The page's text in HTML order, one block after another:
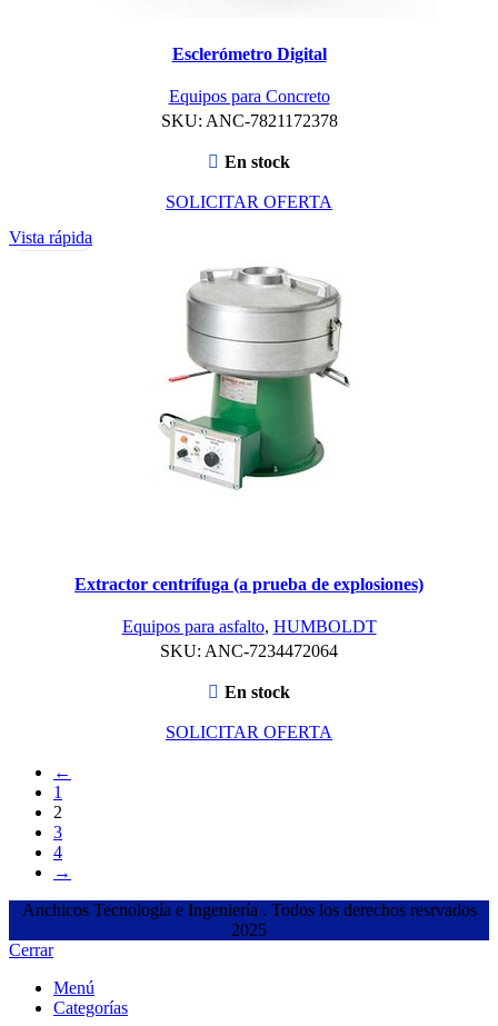
Esclerómetro Digital
Equipos para Concreto
SKU: ANC-7821172378
En stock
SOLICITAR OFERTA
Vista rápida
Extractor centrífuga (a prueba de explosiones)
Equipos para asfalto, HUMBOLDT
SKU: ANC-7234472064
En stock
SOLICITAR OFERTA
←
1
2
3
4
→
Anchicos Tecnología e Ingeniería . Todos los derechos resrvados
2025
Cerrar
Menú
Categorías